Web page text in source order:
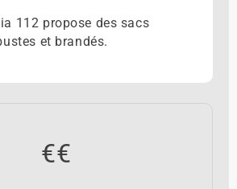
112 propose des sacs
et brandés.
€€